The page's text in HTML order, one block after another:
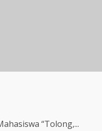
“Tolong,...